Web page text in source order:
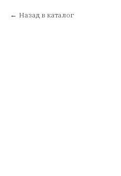
Назад в каталог